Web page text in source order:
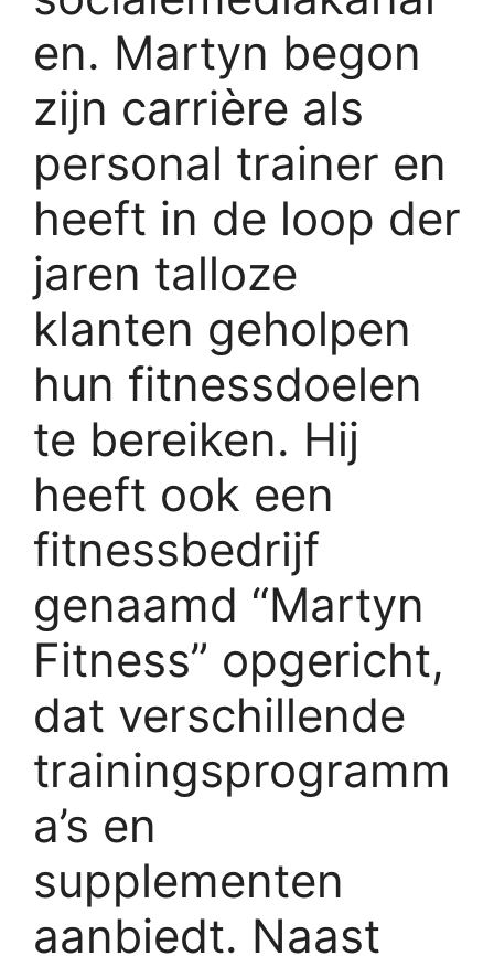
en. Martyn begon
zijn carrière als
personal trainer en
heeft in de loop der
jaren talloze
klanten geholpen
hun fitnessdoelen
te bereiken. Hij
heeft ook een
fitnessbedrijf
genaamd “Martyn
Fitness” opgericht,
dat verschillende
trainingsprogramm
a’s en
supplementen
aanbiedt. Naast